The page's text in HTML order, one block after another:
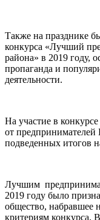
Также на празднике
конкурса «Лучший
района» в 2019 году,
пропаганда и
деятельности.
На участие в
от предпринимателей
подведенных итогов
Лучшим
2019 году было
общество, набравшее
критериям конкурса.